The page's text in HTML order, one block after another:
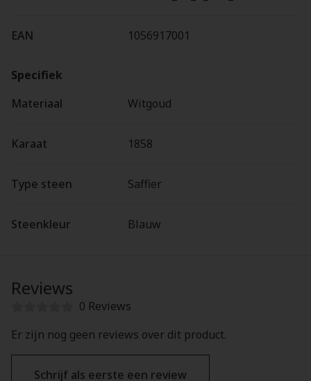
EAN 1056917001
Specifiek
Materiaal
Witgoud
Karaat 1858
Type steen Saffier
Steenkleur Blauw
Reviews
0 Reviews
Er zijn nog geen reviews over dit product.
Schrijf als eerste een review